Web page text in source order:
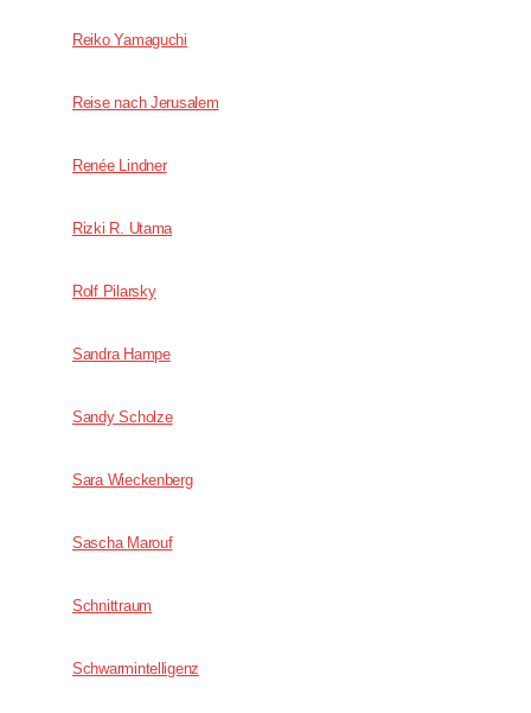
Reiko Yamaguchi
Reise nach Jerusalem
Renée ­Lindner
Rizki R. Utama
Rolf Pilarsky
Sandra Hampe
Sandy Scholze
Sara Wieckenberg
Sascha Marouf
Schnittraum
Schwarmintelligenz